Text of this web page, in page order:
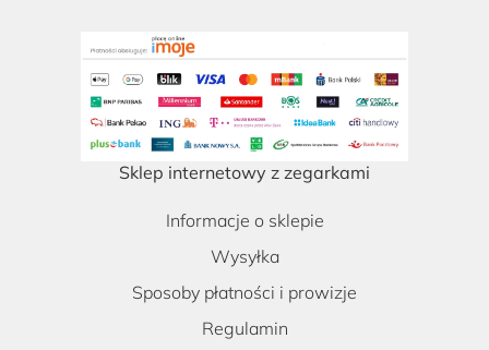
Sklep internetowy z zegarkami
Informacje o sklepie
Wysyłka
Sposoby płatności i prowizje
Regulamin